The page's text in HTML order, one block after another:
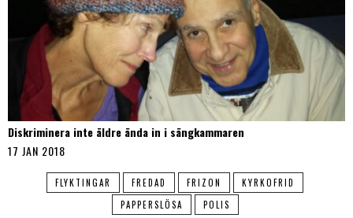
Diskriminera inte äldre ända in i sängkammaren
17 JAN 2018
FLYKTINGAR FREDAD FRIZON
KYRKOFRID
PAPPERSLÖSA
POLIS